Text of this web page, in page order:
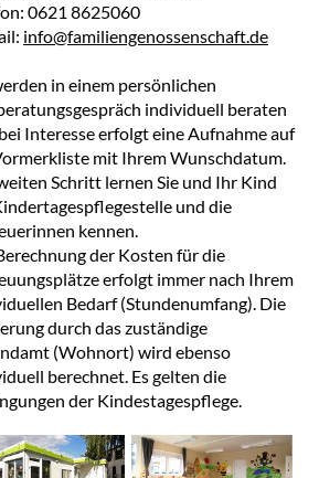
0621 8625060
info@familiengenossenschaft.de
in einem persönlichen
individuell beraten
Interesse erfolgt eine Aufnahme auf
mit Ihrem Wunschdatum.
Schritt lernen Sie und Ihr Kind
und die
kennen.
der Kosten für die
erfolgt immer nach Ihrem
Bedarf (Stundenumfang). Die
durch das zuständige
(Wohnort) wird ebenso
berechnet. Es gelten die
der Kindestagespflege.